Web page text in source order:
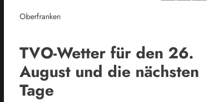
Oberfranken
TVO-Wetter für den 26.
August und die nächsten
Tage